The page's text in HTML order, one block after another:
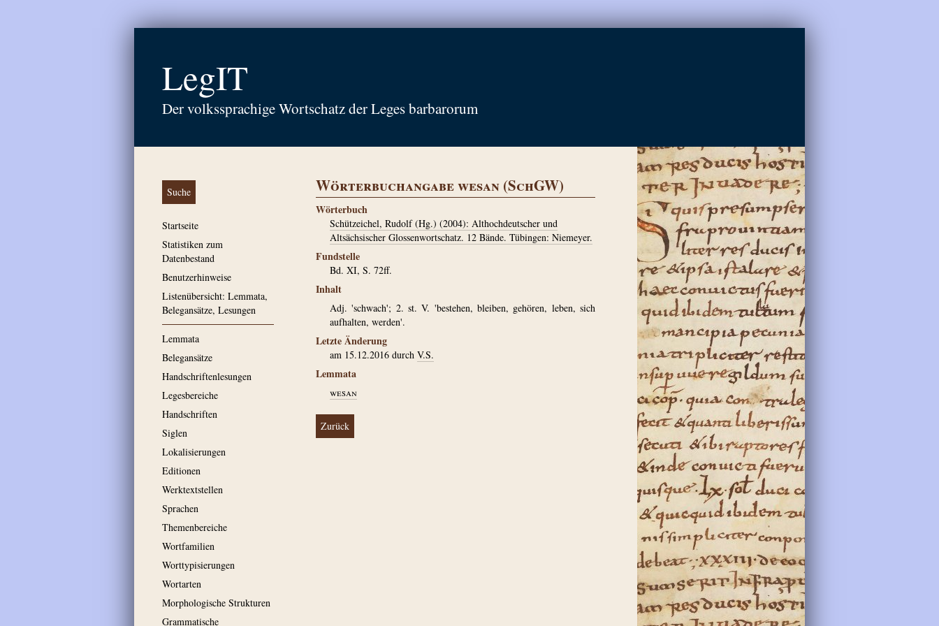
LegIT
Der volkssprachige Wortschatz der Leges barbarorum
Suche
Startseite
Statistiken zum
Datenbestand
Benutzerhinweise
Listenübersicht: Lemmata,
Belegansätze, Lesungen
Lemmata
Belegansätze
Handschriftenlesungen
Legesbereiche
Handschriften
Siglen
Lokalisierungen
Editionen
Werktextstellen
Sprachen
Themenbereiche
Wortfamilien
Worttypisierungen
Wortarten
Morphologische Strukturen
Grammatische
Wörterbuchangabe wesan (SchGW)
Wörterbuch
Schützeichel, Rudolf (Hg.) (2004): Althochdeutscher und
Altsächsischer Glossenwortschatz. 12 Bände. Tübingen: Niemeyer.
Fundstelle
Bd. XI, S. 72ff.
Inhalt
Adj. 'schwach'; 2. st. V. 'bestehen, bleiben, gehören, leben, sich
aufhalten, werden'.
Letzte Änderung
am 15.12.2016 durch V.S.
Lemmata
wesan
Zurück